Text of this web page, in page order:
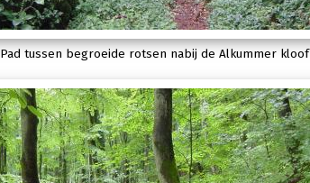
Pad tussen begroeide rotsen nabij de Alkummer kloof